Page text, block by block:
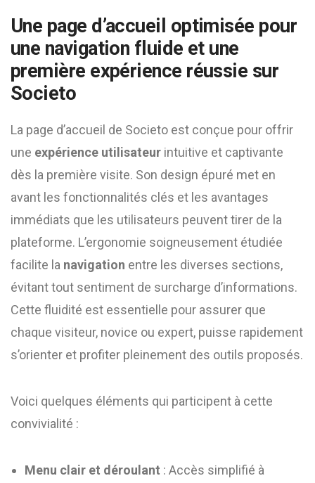
Une page d’accueil optimisée pour
une navigation fluide et une
première expérience réussie sur
Societo
La page d’accueil de Societo est conçue pour offrir
une expérience utilisateur intuitive et captivante
dès la première visite. Son design épuré met en
avant les fonctionnalités clés et les avantages
immédiats que les utilisateurs peuvent tirer de la
plateforme. L’ergonomie soigneusement étudiée
facilite la navigation entre les diverses sections,
évitant tout sentiment de surcharge d’informations.
Cette fluidité est essentielle pour assurer que
chaque visiteur, novice ou expert, puisse rapidement
s’orienter et profiter pleinement des outils proposés.
Voici quelques éléments qui participent à cette
convivialité :
Menu clair et déroulant : Accès simplifié à